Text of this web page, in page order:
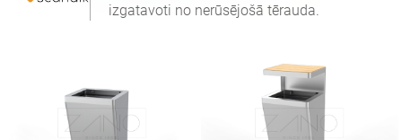
izgatavoti no nerūsējošā tērauda.